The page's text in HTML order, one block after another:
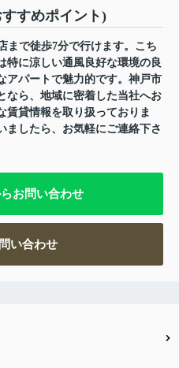
すめポイント)
まで徒歩7分で行けます。こち
特に涼しい通風良好な環境の良
アパートで魅力的です。神戸市
なら、地域に密着した当社へお
賃貸情報を取り扱っておりま
ましたら、お気軽にご連絡下さ
お問い合わせ
い合わせ